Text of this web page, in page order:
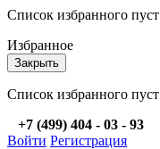
Список избранного пуст
Избранное
Закрыть
Список избранного пуст
+7 (499) 404 - 03 - 93
Войти Регистрация